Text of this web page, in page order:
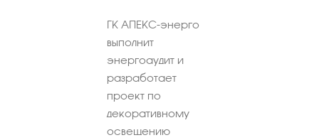
ГК АПЕКС-энерго
выполнит
энергоаудит и
разработает
проект по
декоративному
освещению